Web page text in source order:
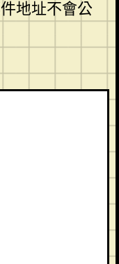
地址不會公